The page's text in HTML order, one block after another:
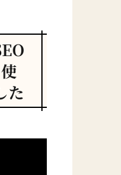
た